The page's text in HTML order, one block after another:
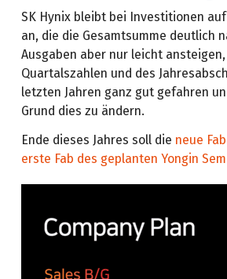
SK Hynix bleibt bei Investitionen
an, die die Gesamtsumme deutlich
Ausgaben aber nur leicht
Quartalszahlen und des
letzten Jahren ganz gut gefahren
Grund dies zu ändern.
Ende dieses Jahres soll die neue
erste Fab des geplanten Yongin